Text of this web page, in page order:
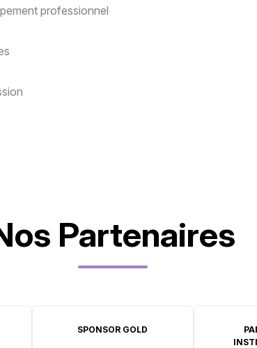
professionnel
Partenaires
SPONSOR GOLD